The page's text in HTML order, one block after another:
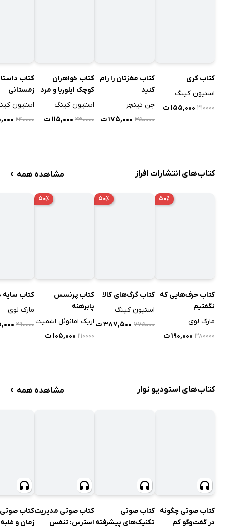
کتاب کری
استیون کینگ
۳۱۰۰۰۰ ۱۵۵,۰۰۰ ت
کتاب مغزتان را رام
کنید
جن تینچر
۳۵۰۰۰۰ ۱۷۵,۰۰۰ ت
کتاب خواهران
کوچک ایلوریا و مرد
کت‌شلوار‌مشکی
استیون کینگ
۲۳۰۰۰۰ ۱۱۵,۰۰۰ ت
کتاب
زمستانی
استیون
۲۴۰۰۰۰
کتاب‌های انتشارات افراز مشاهده همه ›
۵۰٪
کتاب حرف‌هایی که
نگفتیم
مارک لوی
۳۸۰۰۰۰ ۱۹۰,۰۰۰ ت
۵۰٪
کتاب گرگ‌های کالا
استیون کینگ
۷۷۵۰۰۰ ۳۸۷,۵۰۰ ت
۵۰٪
کتاب پرنسس
پابرهنه
اریک امانوئل اشمیت
۲۱۰۰۰۰ ۱۰۵,۰۰۰ ت
کتاب سایه
مارک لوی
۲۹۰۰۰۰
کتاب‌های استودیو نوار مشاهده همه ›
کتاب صوتی چگونه
در گفت‌وگو کم
کتاب صوتی
تکنیک‌های پیشرفته
کتاب صوتی مدیریت
استرس: تنفس
کتاب
زمان و